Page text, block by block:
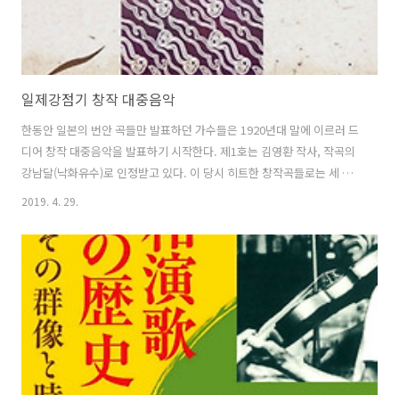
일제강점기 창작 대중음악
한동안 일본의 번안 곡들만 발표하던 가수들은 1920년대 말에 이르러 드
디어 창작 대중음악을 발표하기 시작한다. 제1호는 김영환 작사, 작곡의
강남달(낙화유수)로 인정받고 있다. 이 당시 히트한 창작곡들로는 세 동
무, 목포의 눈물, 황성 옛터(황성의 적) 등이 있다. 이 당시 창작곡들의 특
있다. 1930년대에 들어서는 신민요가 출연한다. 신민요는 대개 3/4박자
로 세마치와 굿거리 장단을 사용한다. 아리랑, 노들강변, 능수버들, 맹꽁
이타령, 아리랑랑랑, 울산타령(울산아가씨), 조선팔경가(대한팔경가), 처
녀총각, 풍년가 등이 있다. 1930년대에는 일본 엥카의 영향을 받은 트로
트 또한 창작되기 시작한다. 이 당시 히트한 트로트들로는 애수..
2019. 4. 29.